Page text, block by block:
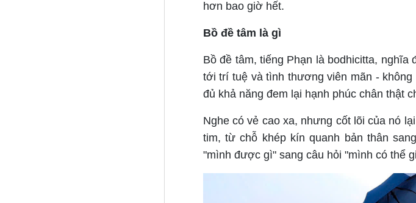
hơn bao giờ hết.
Bồ đề tâm là gì
Bồ đề tâm, tiếng Phạn là bodhicitta,
tới trí tuệ và tình thương viên mãn -
đủ khả năng đem lại hạnh phúc chân thật
Nghe có vẻ cao xa, nhưng cốt lõi của nó
tim, từ chỗ khép kín quanh bản thân
"mình được gì" sang câu hỏi "mình có thể